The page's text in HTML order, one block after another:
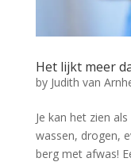
Het lijkt meer
by Judith van
Je kan het zien
wassen, drogen,
berg met afwas!